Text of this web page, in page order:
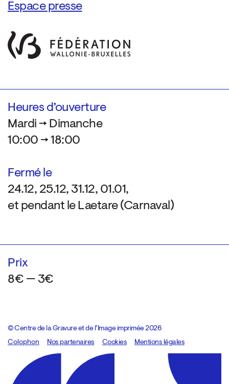
Espace presse
Heures d’ouverture
Mardi → Dimanche
10:00 → 18:00
Fermé le
24.12, 25.12, 31.12, 01.01,
et pendant le Laetare (Carnaval)
Prix
8€ — 3€
© Centre de la Gravure et de l’Image imprimée 2026
Colophon
Design:Marcel Kaczmarek, code:8080.studio
Nos partenaires Cookies Mentions légales